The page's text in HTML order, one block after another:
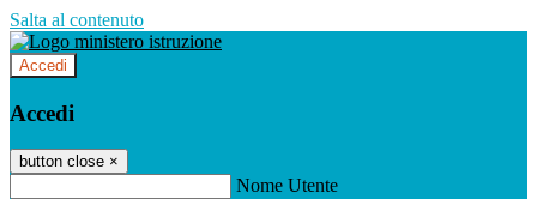
Salta al contenuto
Accedi
Accedi
button close ×
Nome Utente